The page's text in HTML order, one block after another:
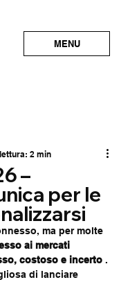
MENU
–
per le
2 min
ma per molte
ai mercati
costoso e incerto .
di lanciare